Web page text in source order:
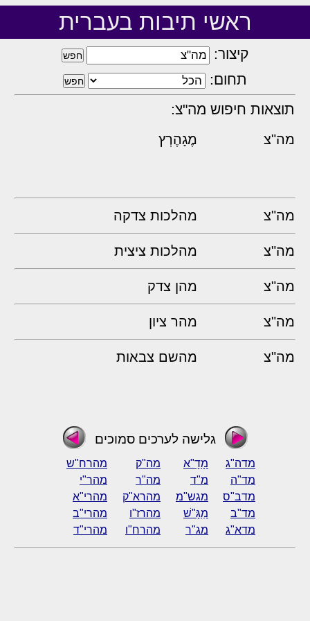
ראשי תיבות בעברית
קיצור:
תחום:
תוצאות חיפוש מה"צ:
מה"צ מֶגָהֶרְץ
מה"צ מהלכות צדקה
מה"צ מהלכות ציצית
מה"צ מהן צדק
מה"צ מהר ציון
מה"צ מהשם צבאות
גלישה לערכים סמוכים
מדה"ג מָדָ"א מה"ק
מהרח"ש
מד"ה
מ"ד מה"ר
מהר"י
מדב"ס
מגש"מ מהרא"ק
מהרי"א
מד"ב
מַגָּ"שׁ מהרז"ו
מהרי"ב
מדא"ג
מג"ר מהרח"ו מהרי"ד